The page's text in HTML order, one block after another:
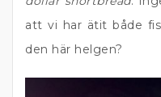
att vi har ätit både
den här helgen?